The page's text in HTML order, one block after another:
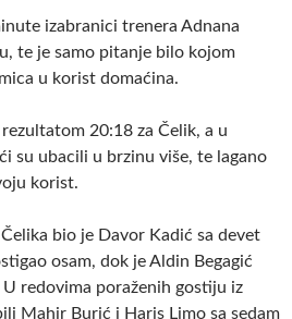
izabranici trenera Adnana
te je samo pitanje bilo kojom
u korist domaćina.
20:18 za Čelik, a u
su ubacili u brzinu više, te lagano
korist.
bio je Davor Kadić sa devet
osam, dok je Aldin Begagić
redovima poraženih gostiju iz
Mahir Burić i Haris Limo sa sedam